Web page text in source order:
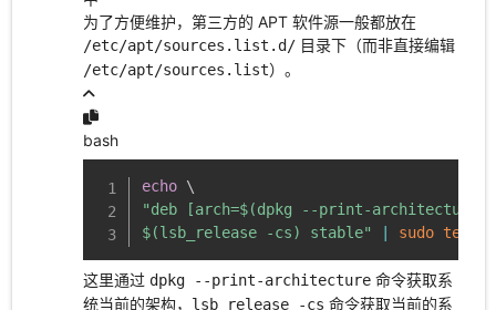
为了方便维护，第三方的 APT 软件源一般都放在
/etc/apt/sources.list.d/目录下（而非直接编辑
/etc/apt/sources.list）。
bash
echo \
"deb [arch=$(dpkg --print-architecture
$(lsb_release -cs) stable" sudo tee
这里通过 dpkg --print-architecture命令获取系
统当前的架构，
lsb_release -cs 命令获取当前的系